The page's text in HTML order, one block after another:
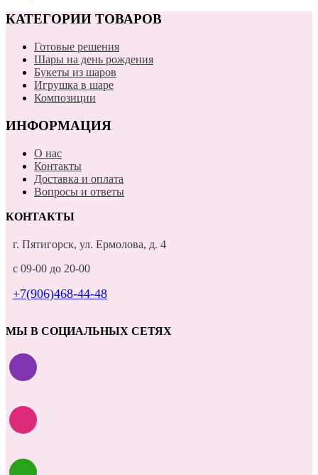
КАТЕГОРИИ ТОВАРОВ
Готовые решения
Шары на день рождения
Букеты из шаров
Игрушка в шаре
Композиции
ИНФОРМАЦИЯ
О нас
Контакты
Доставка и оплата
Вопросы и ответы
КОНТАКТЫ
г. Пятигорск, ул. Ермолова, д. 4
с 09-00 до 20-00
+7(906)468-44-48
МЫ В СОЦИАЛЬНЫХ СЕТЯХ